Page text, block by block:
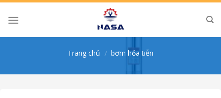
Skip
Trang chủ / bơm hỏa tiễn